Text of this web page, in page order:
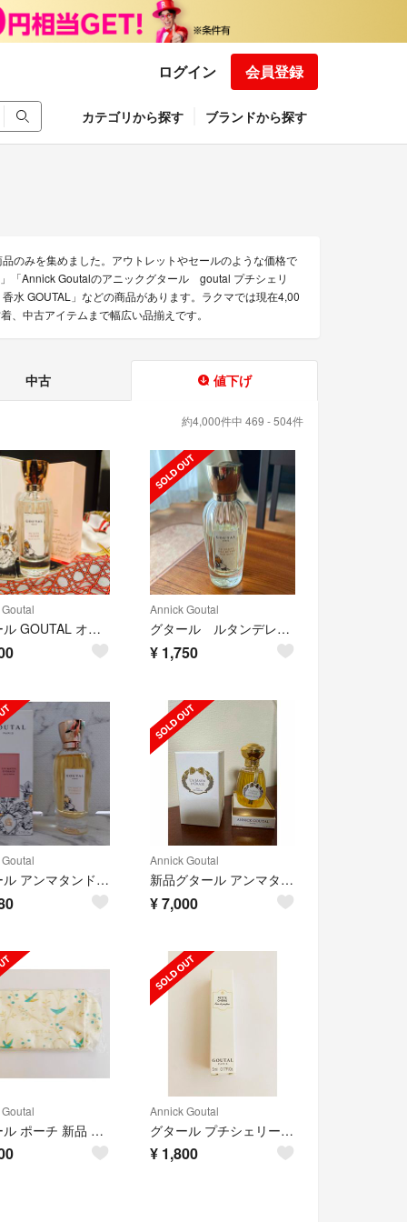
ログイン 会員登録
カテゴリから探す ブランドから探す
のみを集めました。アウトレットやセールのような価格で
「Annick Goutalのアニックグタール goutal プチシェリ
水 GOUTAL」などの商品があります。ラクマでは現在4,00
中古アイテムまで幅広い品揃えです。
中古 値下げ
約4,000件中 469 - 504件
グタール GOUTAL オードトワレ ほぼ未使用
Annick Goutal
グタール ルタンデレーヴ オードトワレ 4ミリ
¥ 1,750
グタール アンマタンドラージュ オードパルファム
Annick Goutal
新品グタール アンマタン ド オラージュ オーデパルファン100ml
¥7,000
グタール ポーチ 新品 ノベルティ 非売品 GOUTAL アニックグタール
Annick Goutal
グタール プチシェリー オードパルファム 5ml GOUTAL 香水 新品未開封
¥ 1,800